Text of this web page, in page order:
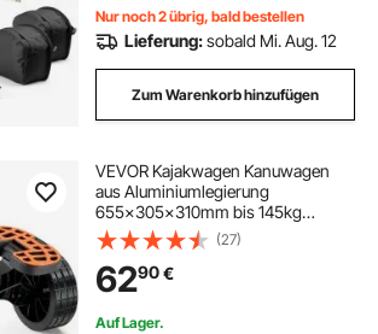
Nur noch 2 übrig, bald bestellen
Lieferung:sobald Mi. Aug. 12
Zum Warenkorb hinzufügen
VEVOR Kajakwagen Kanuwagen
aus Aluminiumlegierung
655x305x310mm bis 145kg
belastbar Doppelgurt-Design
Zubehör für Bootswagen Kajak
Kanu Transportwagen Trolley
Surfwagen Bootstrailer Faltboot
(27)
6290€
Auf Lager.